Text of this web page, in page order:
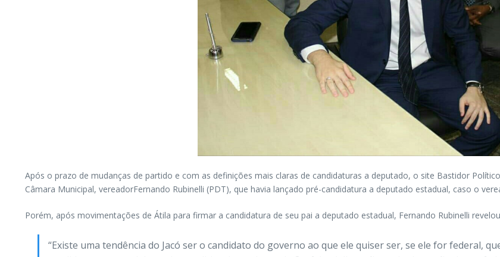
Após o prazo de mudanças de partido e com as definições mais claras de candidaturas a deputado, o site Bastidor
Câmara Municipal, vereadorFernando Rubinelli (PDT), que havia lançado pré-candidatura a deputado estadual, caso o
Porém, após movimentações de Átila para firmar a candidatura de seu pai a deputado estadual, Fernando Rubinelli
“Existe uma tendência do Jacó ser o candidato do governo ao que ele quiser ser, se ele for federal,